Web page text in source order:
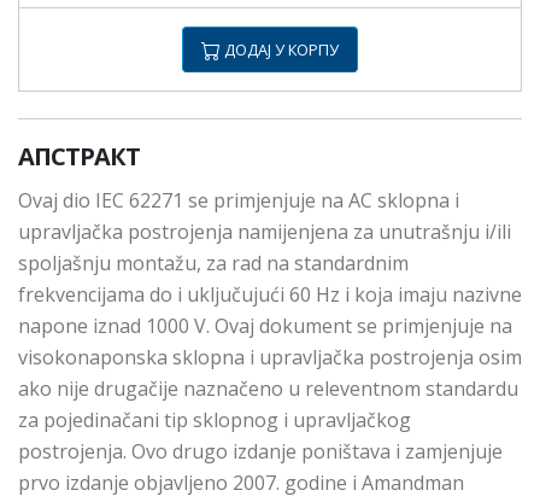
ДОДАЈ У КОРПУ
АПСТРАКТ
Ovaj dio IEC 62271 se primjenjuje na AC sklopna i
upravljačka postrojenja namijenjena za unutrašnju i/ili
spoljašnju montažu, za rad na standardnim
frekvencijama do i uključujući 60 Hz i koja imaju nazivne
napone iznad 1000 V. Ovaj dokument se primjenjuje na
visokonaponska sklopna i upravljačka postrojenja osim
ako nije drugačije naznačeno u releventnom standardu
za pojedinačani tip sklopnog i upravljačkog
postrojenja. Ovo drugo izdanje poništava i zamjenjuje
prvo izdanje objavljeno 2007. godine i Amandman